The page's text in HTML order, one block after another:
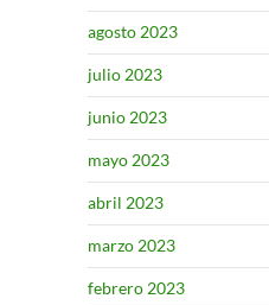
agosto 2023
julio 2023
junio 2023
mayo 2023
abril 2023
marzo 2023
febrero 2023